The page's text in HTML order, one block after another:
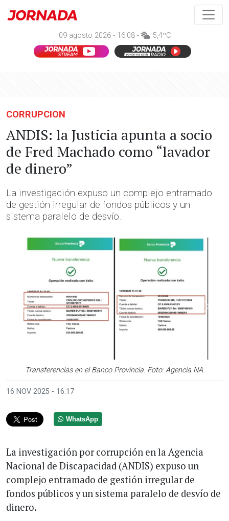
09 agosto 2026 - 16:08 - 5,4ºC
CORRUPCION
ANDIS: la Justicia apunta a socio
de Fred Machado como “lavador
de dinero”
La investigación expuso un complejo entramado
de gestión irregular de fondos públicos y un
sistema paralelo de desvío.
Transferencias en el Banco Provincia. Foto: Agencia NA.
Anterior
16 NOV 2025 - 16:17
WhatsApp
La investigación por corrupción en la Agencia
Nacional de Discapacidad (ANDIS) expuso un
complejo entramado de gestión irregular de
fondos públicos y un sistema paralelo de desvío de
dinero.